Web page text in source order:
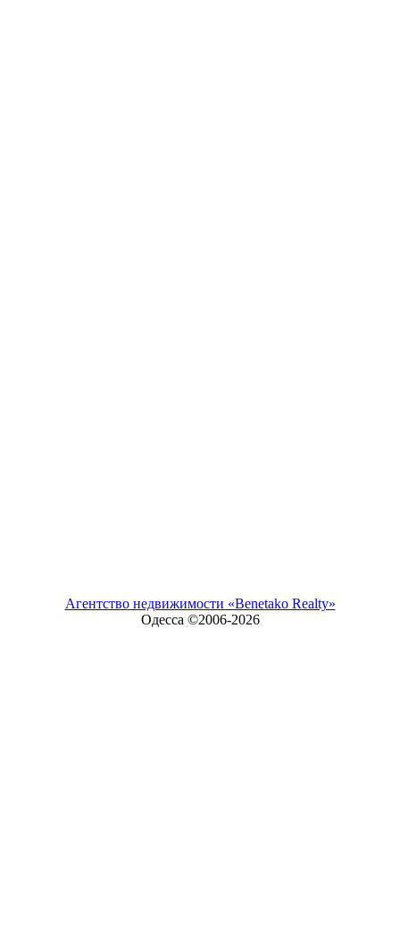
Агентство недвижимости «Benetako Realty»
Одесса ©2006-2026